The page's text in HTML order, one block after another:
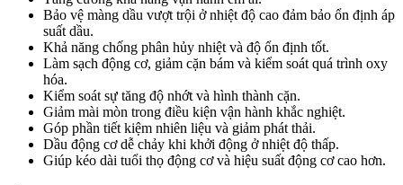
Bảo vệ màng dầu vượt trội ở nhiệt độ cao đảm bảo ổn định áp
suất dầu.
Khả năng chống phân hủy nhiệt và độ ổn định tốt.
Làm sạch động cơ, giảm cặn bám và kiểm soát quá trình oxy
hóa.
Kiểm soát sự tăng độ nhớt và hình thành cặn.
Giảm mài mòn trong điều kiện vận hành khắc nghiệt.
Góp phần tiết kiệm nhiên liệu và giảm phát thải.
Dầu động cơ dễ chảy khi khởi động ở nhiệt độ thấp.
Giúp kéo dài tuổi thọ động cơ và hiệu suất động cơ cao hơn.